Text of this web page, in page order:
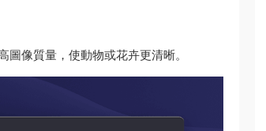
像質量，使動物或花卉更清晰。